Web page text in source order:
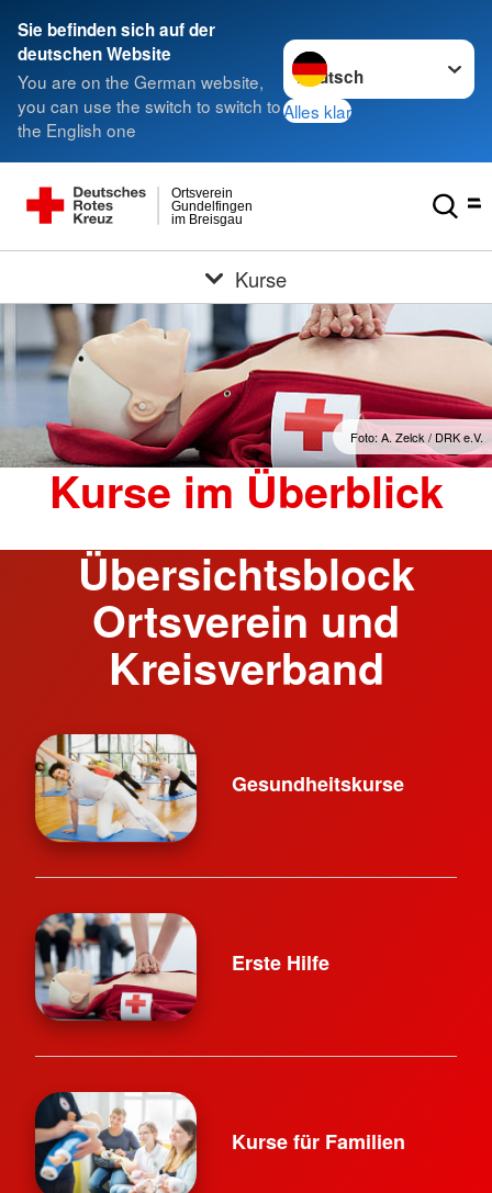
Sie befinden sich auf der
deutschen Website
You are on the German website,
you can use the switch to switch to
the English one
Sprache wechseln zu
Alles klar
im Breisgau
Gundelfingen
Ortsverein
Kurse
Foto: A. Zelck / DRK e.V.
Kurse im Überblick
Übersichtsblock
Ortsverein und
Kreisverband
Gesundheitskurse
Erste Hilfe
Kurse für Familien